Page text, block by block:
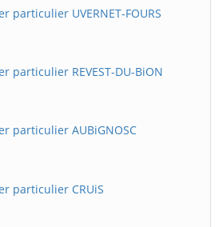
particulier UVERNET-FOURS
particulier REVEST-DU-BiON
particulier AUBiGNOSC
particulier CRUiS